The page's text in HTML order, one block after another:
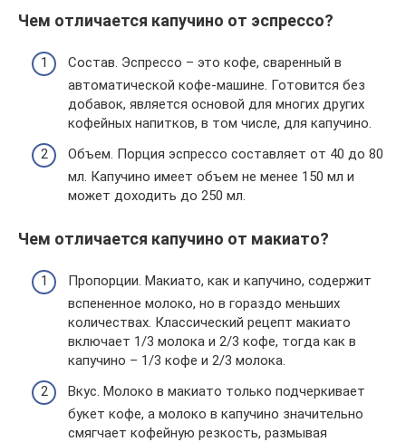
Чем отличается капучино от эспрессо?
Состав. Эспрессо – это кофе, сваренный в
автоматической кофе-машине. Готовится без
добавок, является основой для многих других
кофейных напитков, в том числе, для капучино.
Объем. Порция эспрессо составляет от 40 до 80
мл. Капучино имеет объем не менее 150 мл и
может доходить до 250 мл.
Чем отличается капучино от макиато?
Пропорции. Макиато, как и капучино, содержит
вспененное молоко, но в гораздо меньших
количествах. Классический рецепт макиато
включает 1/3 молока и 2/3 кофе, тогда как в
капучино – 1/3 кофе и 2/3 молока.
Вкус. Молоко в макиато только подчеркивает
букет кофе, а молоко в капучино значительно
смягчает кофейную резкость, размывая